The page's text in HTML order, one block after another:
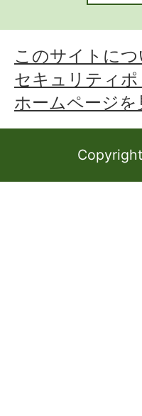
このサイトにつ
セキュリティポ
ホームページ